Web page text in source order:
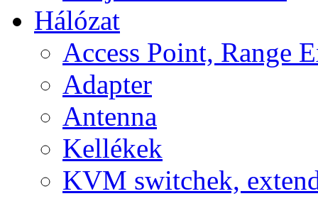
Hálózat
Access Point, Range
Adapter
Antenna
Kellékek
KVM switchek,